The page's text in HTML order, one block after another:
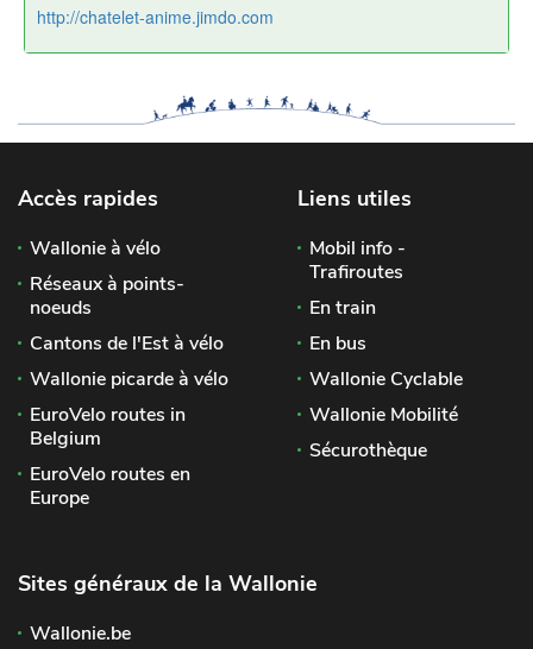
http://chatelet-anime.jimdo.com
Accès rapides
Wallonie à vélo
Réseaux à points-
noeuds
Cantons de l'Est à vélo
Wallonie picarde à vélo
EuroVelo routes in
Belgium
EuroVelo routes en
Europe
Liens utiles
Mobil info -
Trafiroutes
En train
En bus
Wallonie Cyclable
Wallonie Mobilité
Sécurothèque
Sites généraux de la Wallonie
Wallonie.be